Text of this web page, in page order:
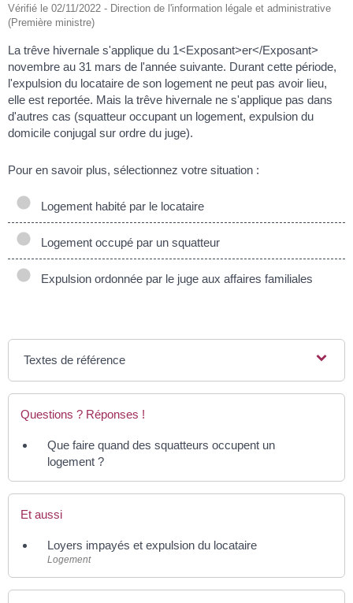
Vérifié le 02/11/2022 - Direction de l'information légale et administrative
(Première ministre)
La trêve hivernale s'applique du 1<Exposant>er</Exposant>
novembre au 31 mars de l'année suivante. Durant cette période,
l'expulsion du locataire de son logement ne peut pas avoir lieu,
elle est reportée. Mais la trêve hivernale ne s'applique pas dans
d'autres cas (squatteur occupant un logement, expulsion du
domicile conjugal sur ordre du juge).
Pour en savoir plus, sélectionnez votre situation :
Logement habité par le locataire
Logement occupé par un squatteur
Expulsion ordonnée par le juge aux affaires familiales
Textes de référence
Questions ? Réponses !
Que faire quand des squatteurs occupent un
logement ?
Et aussi
Loyers impayés et expulsion du locataire
Logement